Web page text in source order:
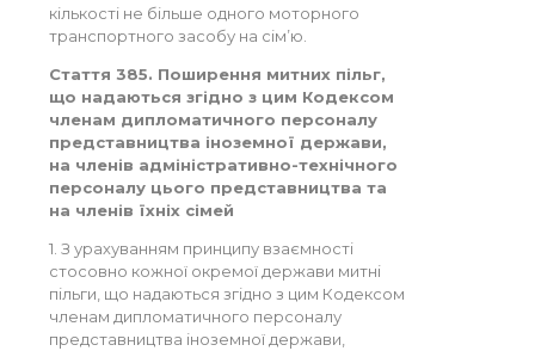
кількості не більше одного моторного
транспортного засобу на сім’ю.
Стаття 385. Поширення митних пільг,
що надаються згідно з цим Кодексом
членам дипломатичного персоналу
представництва іноземної держави,
на членів адміністративно-технічного
персоналу цього представництва та
на членів їхніх сімей
1. З урахуванням принципу взаємності
стосовно кожної окремої держави митні
пільги, що надаються згідно з цим Кодексом
членам дипломатичного персоналу
представництва іноземної держави,